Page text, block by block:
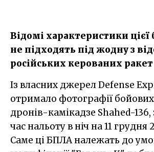
Відомі характеристики цієї
не підходять під жодну з
російських керованих ракет
Із власних джерел Defense Express
отримало фотографії
дронів-камікадзе Shahed-136,
час нальоту в ніч на 11 грудня
Саме ці БПЛА належать до